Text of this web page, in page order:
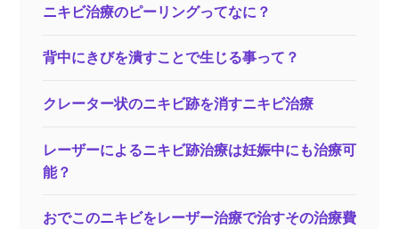
ニキビ治療のピーリングってなに？
背中にきびを潰すことで生じる事って？
クレーター状のニキビ跡を消すニキビ治療
レーザーによるニキビ跡治療は妊娠中にも治療可
能？
おでこのニキビをレーザー治療で治すその治療費